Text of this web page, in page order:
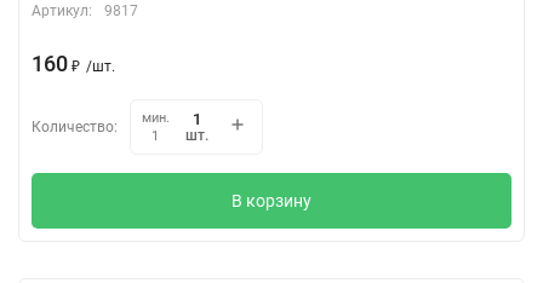
Артикул:
9817
160 ₽ /шт.
Количество:
мин.
1
шт.
В корзину